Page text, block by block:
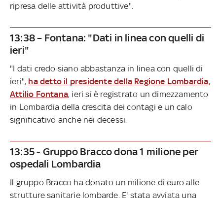
ripresa delle attività produttive".
13:38 – Fontana: "Dati in linea con quelli di
ieri"
"I dati credo siano abbastanza in linea con quelli di
ieri", ha detto il presidente della Regione Lombardia,
Attilio Fontana, ieri si è registrato un dimezzamento
in Lombardia della crescita dei contagi e un calo
significativo anche nei decessi.
13:35 - Gruppo Bracco dona 1 milione per
ospedali Lombardia
Il gruppo Bracco ha donato un milione di euro alle
strutture sanitarie lombarde. E' stata avviata una